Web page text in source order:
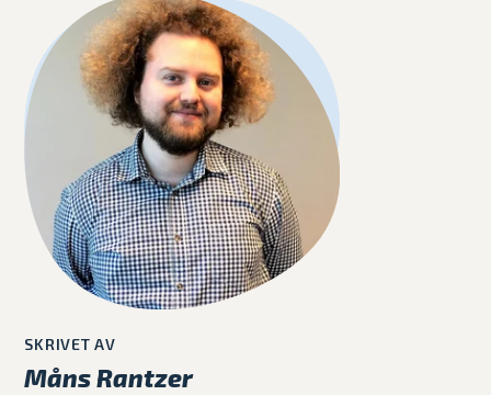
SKRIVET AV
Måns Rantzer